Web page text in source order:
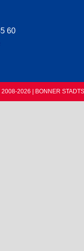
60
2026 | BONNER